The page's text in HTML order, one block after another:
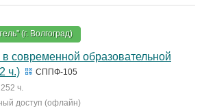
(г. Волгоград)
в современной образовательной
ч.)
СППФ-105
ч.
доступ (офлайн)